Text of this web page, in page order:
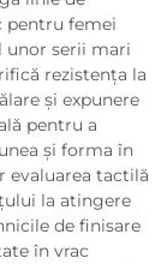
pentru femei
unor serii mari
rezistența la
și expunere
pentru a
și forma în
evaluarea tactilă
la atingere
de finisare
în vrac